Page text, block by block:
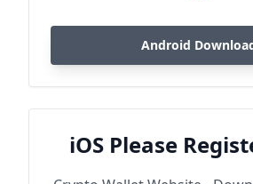
Android
iOS Please
Download